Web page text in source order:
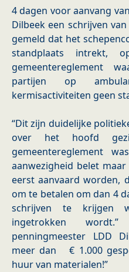
4 dagen voor aanvang
Dilbeek een schrijven
gemeld dat het
standplaats intrekt,
gemeentereglement
partijen op
kermisactiviteiten geen
“Dit zijn duidelijke
over het hoofd
gemeentereglement
aanwezigheid belet
eerst aanvaard worden,
om te betalen om dan 4
schrijven te krijgen
ingetrokken
penningmeester LDD
meer dan € 1.000
huur van materialen!”